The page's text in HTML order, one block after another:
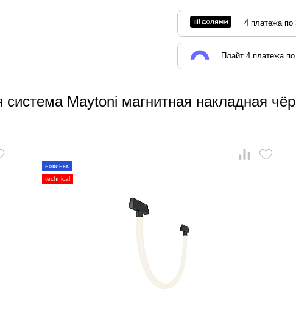
4 платежа по
Плайт 4 платежа
Maytoni магнитная накладная
новинка
technical